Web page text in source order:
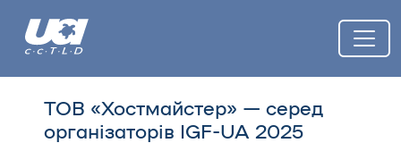
ТОВ «Хостмайстер» — серед
організаторів IGF-UA 2025